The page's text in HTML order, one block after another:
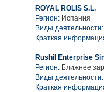
ROYAL ROLIS S.L.
Регион: Испания
Виды деятельности:
Краткая
Rushil Enterprise
Регион: Ближнее
Виды деятельности:
Краткая